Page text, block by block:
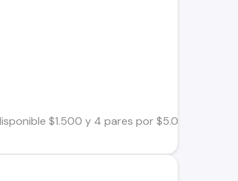
$1.500 y 4 pares por $5.000 Envío